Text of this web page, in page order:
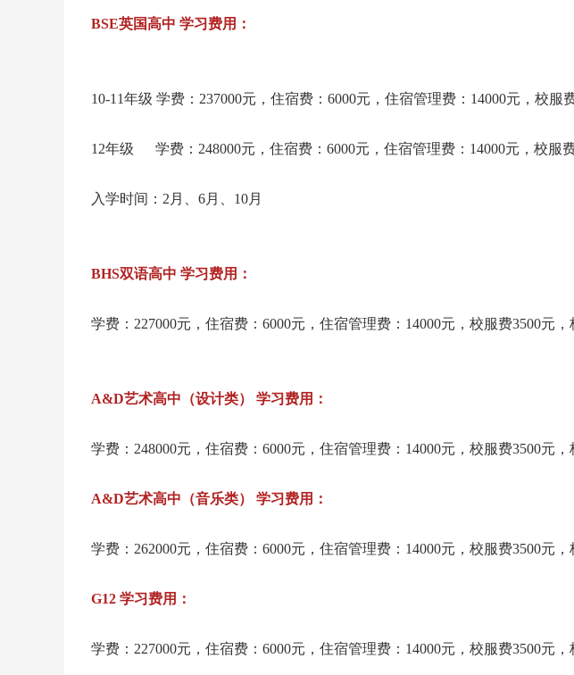
BSE英国高中 学习费用：
10-11年级 学费：237000元，住宿费：6000元，住宿管理费：14000元，校服
12年级 学费：248000元，住宿费：6000元，住宿管理费：14000元，校服
入学时间：2月、6月、10月
BHS双语高中 学习费用：
学费：227000元，住宿费：6000元，住宿管理费：14000元，校服费3500元，
A&D艺术高中（设计类） 学习费用：
学费：248000元，住宿费：6000元，住宿管理费：14000元，校服费3500元，
A&D艺术高中（音乐类） 学习费用：
学费：262000元，住宿费：6000元，住宿管理费：14000元，校服费3500元，
G12 学习费用：
学费：227000元，住宿费：6000元，住宿管理费：14000元，校服费3500元，